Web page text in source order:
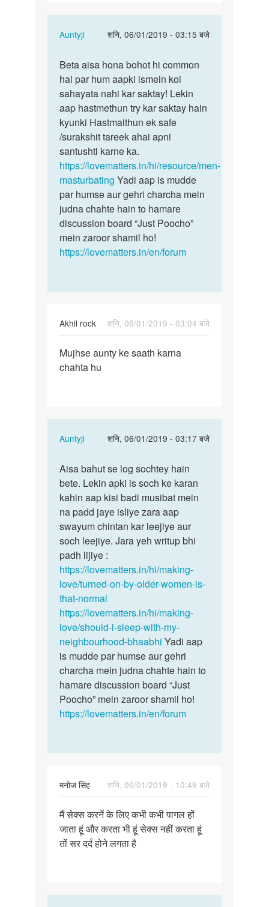
Kru
Auntyji
शनि, 06/01/2019 - 03:15 बजे
In
to
Mujhse
sex
karna
hai
kese
Kru
by
Akhil
rock
Beta
aisa
hona
bohot
hi…
Beta aisa hona bohot hi common
hai par hum aapki ismein koi
sahayata nahi kar saktay! Lekin
aap hastmethun try kar saktay hain
kyunki Hastmaithun ek safe
/surakshit tareek ahai apni
santushti karne ka.
https://lovematters.in/hi/resource/men-
masturbating Yadi aap is mudde
par humse aur gehri charcha mein
judna chahte hain to hamare
discussion board “Just Poocho”
mein zaroor shamil ho!
https://lovematters.in/en/forum
Akhil rock
शनि, 06/01/2019 - 03:04 बजे
Mujhse
aunty
Mujhse aunty ke saath karna
chahta hu
Auntyji
शनि, 06/01/2019 - 03:17 बजे
In
to
Mujhse
aunty
ke
saath
karna…
by
Akhil
rock
Aisa
bahut
se
log
sochtey…
Aisa bahut se log sochtey hain
bete. Lekin apki is soch ke karan
kahin aap kisi badi musibat mein
na padd jaye isliye zara aap
swayum chintan kar leejiye aur
soch leejiye. Jara yeh writup bhi
padh lijiye :
https://lovematters.in/hi/making-
love/turned-on-by-older-women-is-
that-normal
https://lovematters.in/hi/making-
love/should-i-sleep-with-my-
neighbourhood-bhaabhi Yadi aap
is mudde par humse aur gehri
charcha mein judna chahte hain to
hamare discussion board “Just
Poocho” mein zaroor shamil ho!
https://lovematters.in/en/forum
मनोज सिंह
शनि, 06/01/2019 - 10:49 बजे
मैं
सेक्स
करनें
मैं सेक्स करनें के लिए कभी कभी पागल हों
जाता हूं और करता भी हूं सेक्स नहीं करता हूं
तों सर दर्द होने लगता है